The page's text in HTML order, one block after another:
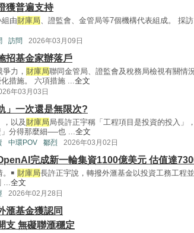
獲普遍支持
由財庫局、證監會、金管局等7個機構代表組成。 採
訪問 2026年03月09日
招基金家辦落戶
力， 財庫局聯同金管局、證監會及稅務局檢視有關情
措施。 六項措施 ...全文
年03月03日
」一次還是無限次?
，以及 財庫局局長許正宇稱「工程項目是投資的投入」
」分得那麼細──也 ...全文
中環POV 鄒烈 2026年03月02日
完成新一輪集資1100億美元 估值達
。￭ 財庫局長許正宇說，轉撥外滙基金以投資工務工程
...全文
2026年02月28日
滙基金獲認同
支 無礙聯滙穩定